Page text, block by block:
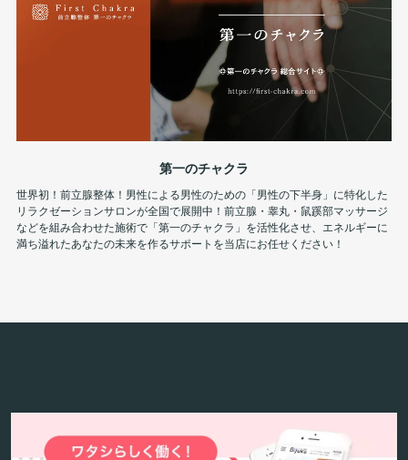
第一のチャクラ
世界初！前立腺整体！男性による男性のための「男性の下半身」に特化した
リラクゼーションサロンが全国で展開中！前立腺・睾丸・鼠蹊部マッサージ
などを組み合わせた施術で「第一のチャクラ」を活性化させ、エネルギーに
満ち溢れたあなたの未来を作るサポートを当店にお任せください！